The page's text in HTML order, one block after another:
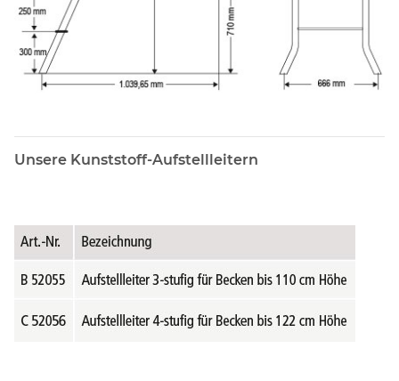
Unsere Kunststoff-Aufstellleitern